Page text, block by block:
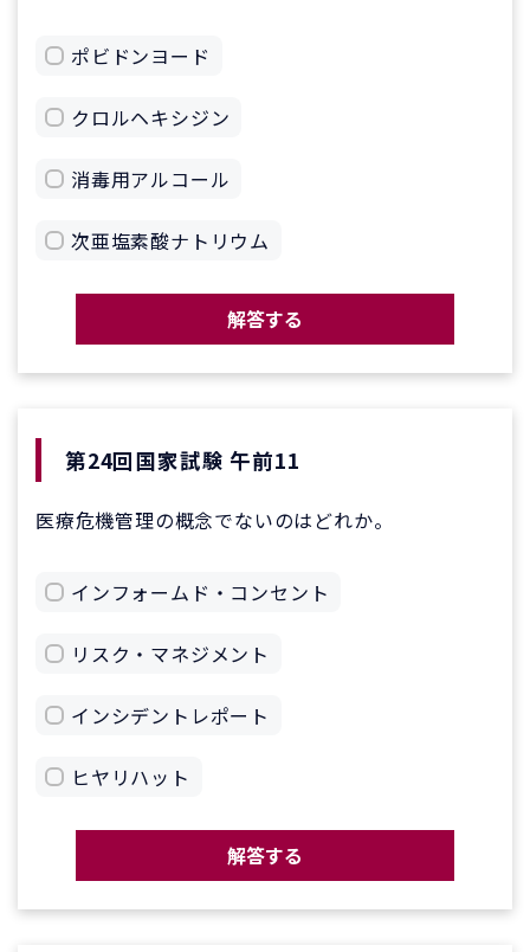
ポビドンヨード
クロルヘキシジン
消毒用アルコール
次亜塩素酸ナトリウム
解答する
第24回国家試験 午前11
医療危機管理の概念でないのはどれか。
インフォームド・コンセント
リスク・マネジメント
インシデントレポート
ヒヤリハット
解答する